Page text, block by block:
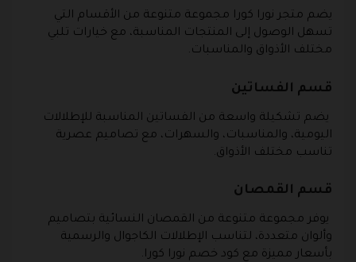
يضم متجر نورا كورا مجموعة متنوعة من الأقسام التي
تسهل الوصول إلى المنتجات المناسبة، مع خيارات تلبي
مختلف الأذواق والمناسبات.
قسم الفساتين
يضم تشكيلة واسعة من الفساتين المناسبة للإطلالات
اليومية، والمناسبات، والسهرات، مع تصاميم عصرية
تناسب مختلف الأذواق.
قسم القمصان
يوفر مجموعة متنوعة من القمصان النسائية بتصاميم
وألوان متعددة، لتناسب الإطلالات الكاجوال والرسمية
بأسعار مميزة مع كود خصم نورا كورا.